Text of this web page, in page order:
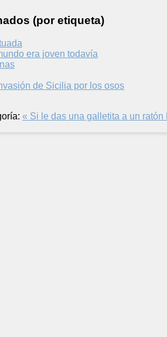
(por etiqueta)
era joven todavía
de Sicilia por los osos
« Si le das una galletita a un ratón